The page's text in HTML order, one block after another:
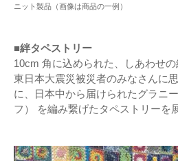
ニット製品（画像は商品の一例）
■絆タペストリー
10cm 角に込められた、しあわせの
東日本大震災被災者のみなさんに
に、日本中から届けられたグラニ
フ） を編み繋げたタペストリーを